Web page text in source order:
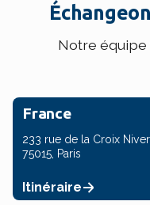
Notre équipe
France
233 rue de la Croix
75015, Paris
Itinéraire